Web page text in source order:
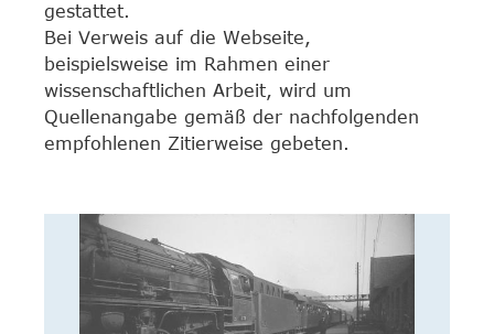
gestattet.
Bei Verweis auf die Webseite,
beispielsweise im Rahmen einer
wissenschaftlichen Arbeit, wird um
Quellenangabe gemäß der nachfolgenden
empfohlenen Zitierweise gebeten.